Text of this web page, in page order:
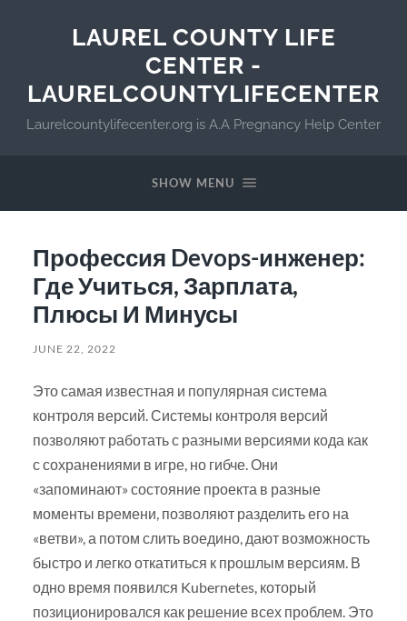
LAUREL COUNTY LIFE
CENTER -
LAURELCOUNTYLIFECENTER
Laurelcountylifecenter.org is A.A Pregnancy Help Center
SHOW MENU
Профессия Devops-инженер:
Где Учиться, Зарплата,
Плюсы И Минусы
JUNE 22, 2022
Это самая известная и популярная система
контроля версий. Системы контроля версий
позволяют работать с разными версиями кода как
с сохранениями в игре, но гибче. Они
«запоминают» состояние проекта в разные
моменты времени, позволяют разделить его на
«ветви», а потом слить воедино, дают возможность
быстро и легко откатиться к прошлым версиям. В
одно время появился Kubernetes, который
позиционировался как решение всех проблем. Это